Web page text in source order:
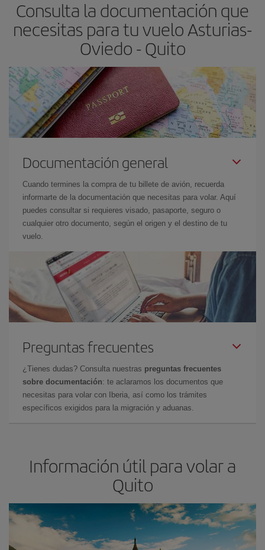
Consulta la documentación que
necesitas para tu vuelo Asturias-
Oviedo - Quito
Documentación general
Cuando termines la compra de tu billete de avión, recuerda
informarte de la documentación que necesitas para volar. Aquí
puedes consultar si requieres visado, pasaporte, seguro o
cualquier otro documento, según el origen y el destino de tu
vuelo.
Preguntas frecuentes
¿Tienes dudas? Consulta nuestras preguntas frecuentes
sobre documentación: te aclaramos los documentos que
necesitas para volar con Iberia, así como los trámites
específicos exigidos para la migración y aduanas.
Información útil para volar a
Quito